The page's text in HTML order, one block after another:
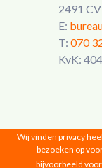
2491
E:
T: 070
KvK:
Vrouwen
Wij vinden privacy
bezoeken op
bijvoorbeeld